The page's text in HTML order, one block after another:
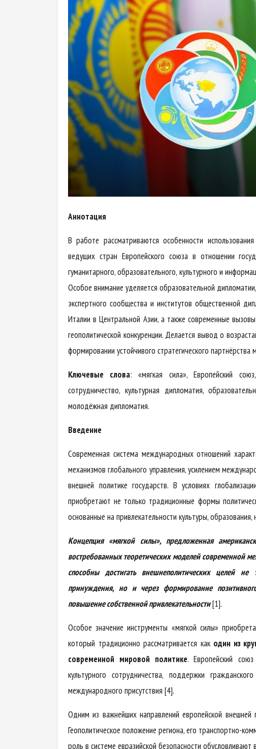
Аннотация
В работе рассматриваются особенности
ведущих стран Европейского союза в отношении
гуманитарного, образовательного, культурного и
Особое внимание уделяется образовательной
экспертного сообщества и институтов общественной
Италии в Центральной Азии, а также современные
геополитической конкуренции. Делается вывод о
формировании устойчивого стратегического
Ключевые слова: «мягкая сила», Европейский
сотрудничество, культурная дипломатия,
молодёжная дипломатия.
Введение
Современная система международных отношений
механизмов глобального управления, усилением
внешней политике государств. В условиях
приобретают не только традиционные формы
основанные на привлекательности культуры,
Концепция «мягкой силы», предложенная
востребованных теоретических моделей современной
способны достигать внешнеполитических целей
принуждения, но и через формирование
повышение собственной привлекательности[1].
Особое значение инструменты «мягкой силы»
который традиционно рассматривается как один из
современной мировой политике. Европейский
культурного сотрудничества, поддержки
международного присутствия [4].
Одним из важнейших направлений европейской внешней
Геополитическое положение региона, его транспортно-
роль в системе евразийской безопасности